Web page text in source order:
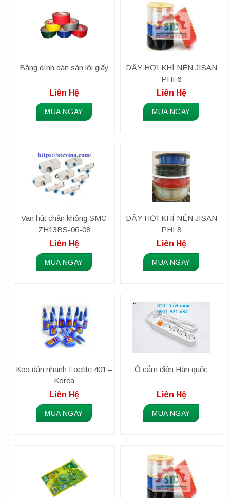
Băng dính dán sàn lõi giấy
Liên Hệ
MUA NGAY
DÂY HƠI KHÍ NÉN JISAN
PHI 6
Liên Hệ
MUA NGAY
Van hút chân không SMC
ZH13BS-06-08
Liên Hệ
MUA NGAY
DÂY HƠI KHÍ NÉN JISAN
PHI 8
Liên Hệ
MUA NGAY
Keo dán nhanh Loctite 401 –
Korea
Liên Hệ
MUA NGAY
Ổ cắm điện Hàn quốc
Liên Hệ
MUA NGAY